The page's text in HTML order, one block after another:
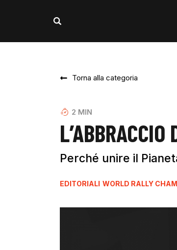
Torna alla categoria
2 MIN
Perché unire il
EDITORIALI WORLD RALLY